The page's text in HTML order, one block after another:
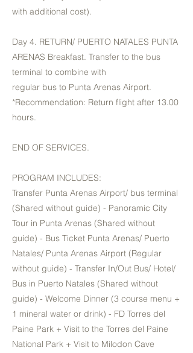
with additional cost).
Day 4. RETURN/ PUERTO NATALES PUNTA
ARENAS Breakfast. Transfer to the bus
terminal to combine with
regular bus to Punta Arenas Airport.
*Recommendation: Return flight after 13.00
hours.
END OF SERVICES.
PROGRAM INCLUDES:
Transfer Punta Arenas Airport/ bus terminal
(Shared without guide) - Panoramic City
Tour in Punta Arenas (Shared without
guide) - Bus Ticket Punta Arenas/ Puerto
Natales/ Punta Arenas Airport (Regular
without guide) - Transfer In/Out Bus/ Hotel/
Bus in Puerto Natales (Shared without
guide) - Welcome Dinner (3 course menu +
1 mineral water or drink) - FD Torres del
Paine Park + Visit to the Torres del Paine
National Park + Visit to Milodon Cave